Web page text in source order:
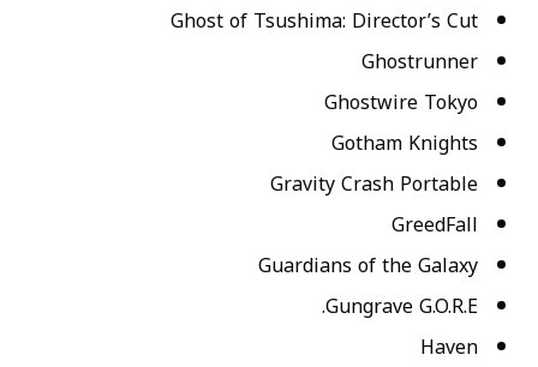
Ghost of Tsushima: Director’s Cut
Ghostrunner
Ghostwire Tokyo
Gotham Knights
Gravity Crash Portable
GreedFall
Guardians of the Galaxy
Gungrave G.O.R.E.
Haven